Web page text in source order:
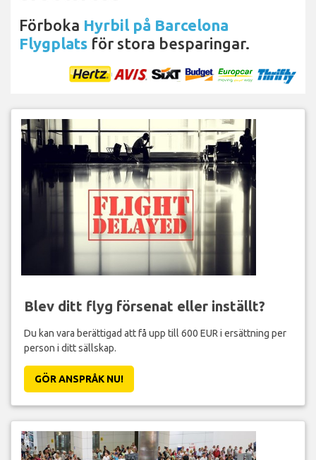
Förboka Hyrbil på Barcelona
Flygplats för stora besparingar.
Blev ditt flyg försenat eller inställt?
Du kan vara berättigad att få upp till 600 EUR i ersättning per
person i ditt sällskap.
GÖR ANSPRÅK NU!